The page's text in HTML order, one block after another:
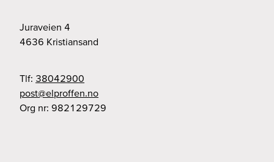
Juraveien 4
4636 Kristiansand
Tlf: 38042900
on.nefforple@tsop
Org nr: 982129729